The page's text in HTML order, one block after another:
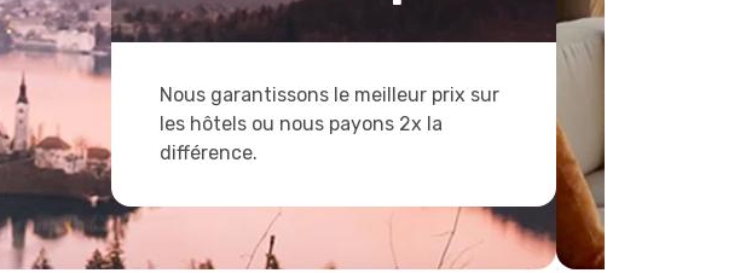
Nous garantissons le meilleur prix sur
les hôtels ou nous payons 2x la
différence.